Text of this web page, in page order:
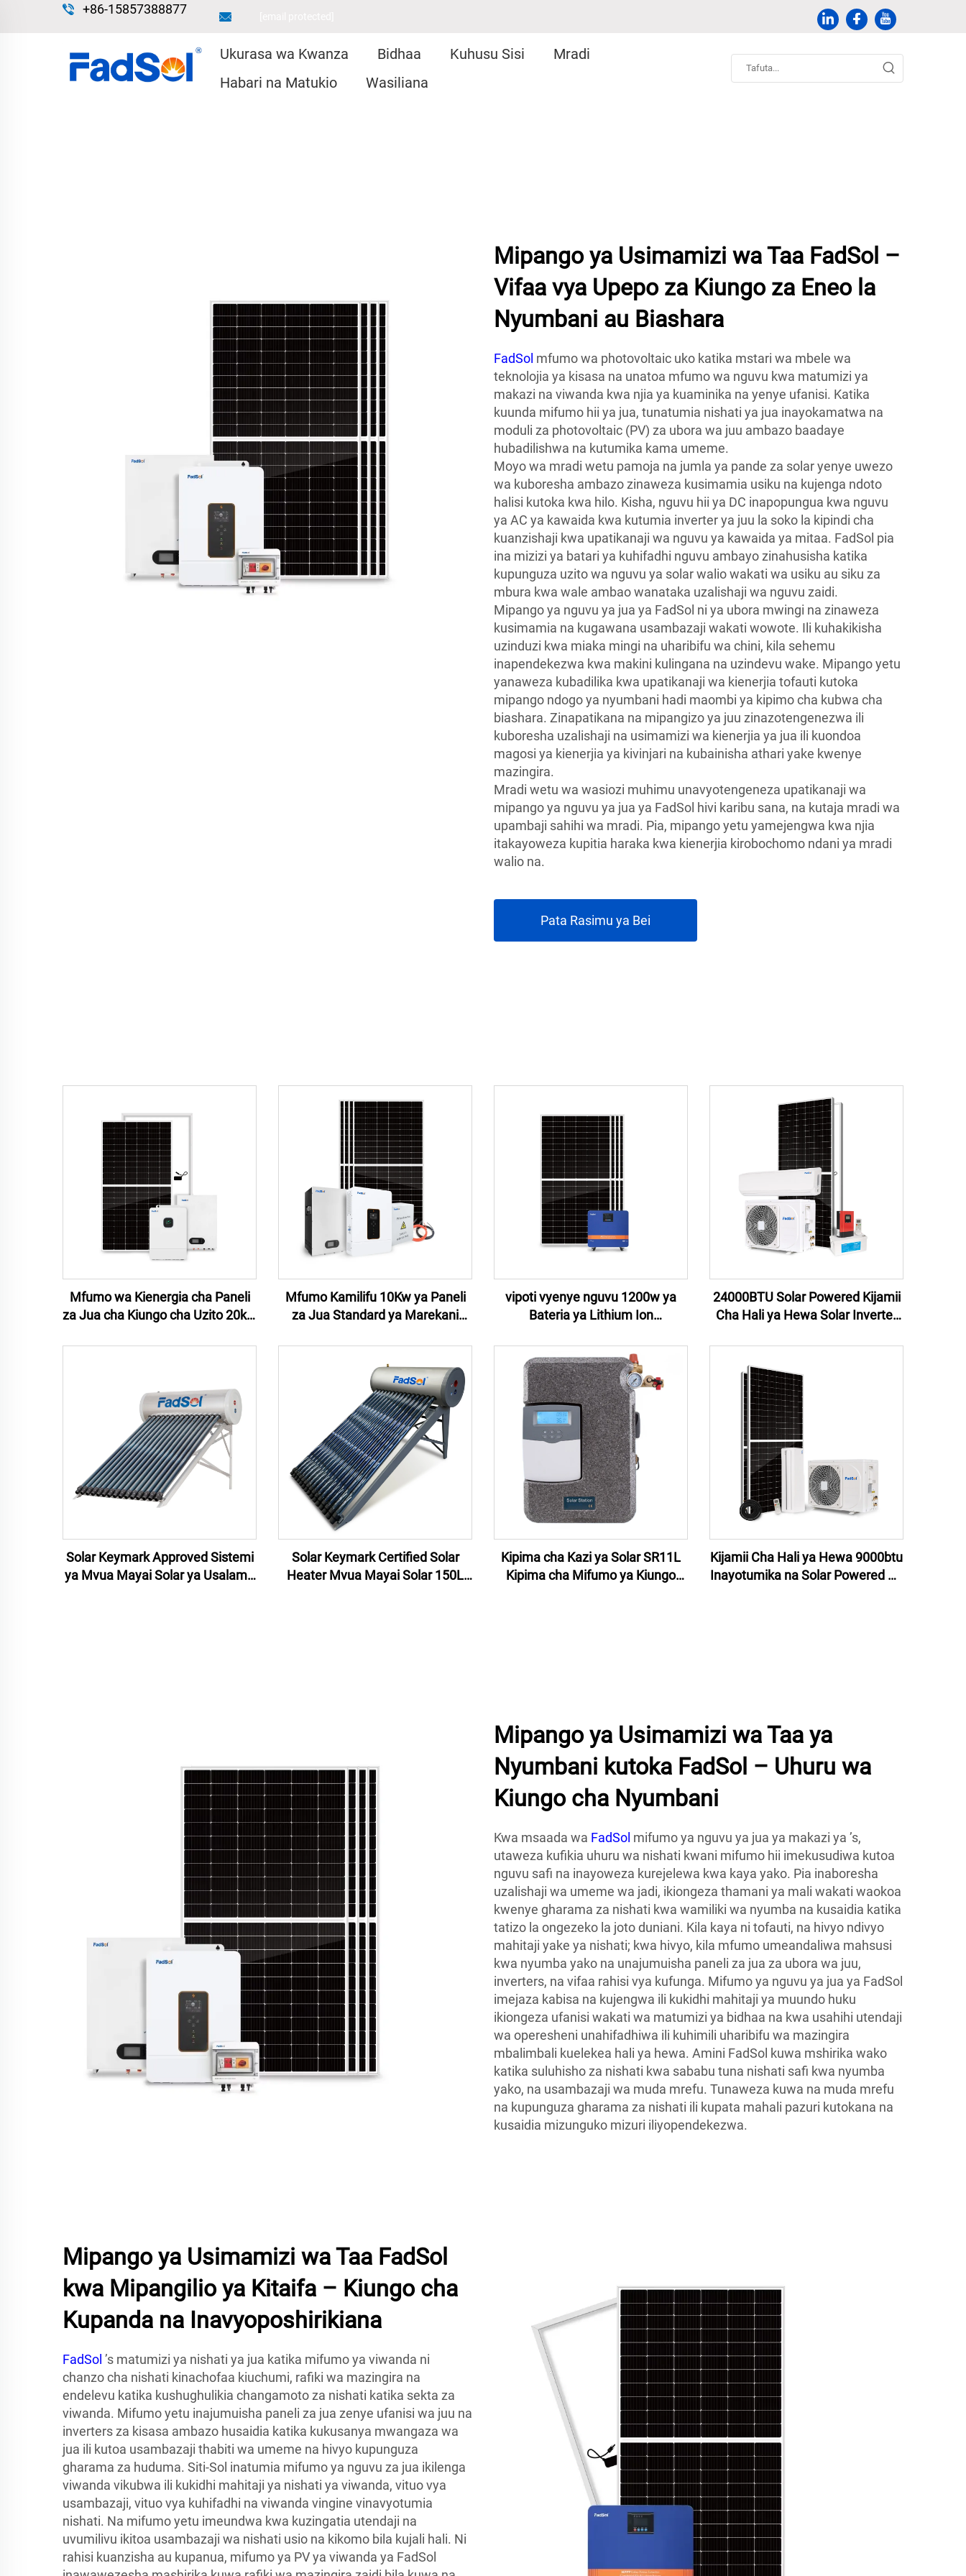
+86-15857388877
Ukurasa wa Kwanza Bidhaa Kuhusu Sisi
Mradi
Habari na Matukio
Wasiliana
Mipango ya Usimamizi wa Taa FadSol –
Vifaa vya Upepo za Kiungo za Eneo la
Nyumbani au Biashara
FadSol mfumo wa photovoltaic uko katika mstari wa mbele wa
teknolojia ya kisasa na unatoa mfumo wa nguvu kwa matumizi ya
makazi na viwanda kwa njia ya kuaminika na yenye ufanisi. Katika
kuunda mifumo hii ya jua, tunatumia nishati ya jua inayokamatwa na
moduli za photovoltaic (PV) za ubora wa juu ambazo baadaye
hubadilishwa na kutumika kama umeme.
Moyo wa mradi wetu pamoja na jumla ya pande za solar yenye uwezo
wa kuboresha ambazo zinaweza kusimamia usiku na kujenga ndoto
halisi kutoka kwa hilo. Kisha, nguvu hii ya DC inapopungua kwa nguvu
ya AC ya kawaida kwa kutumia inverter ya juu la soko la kipindi cha
kuanzishaji kwa upatikanaji wa nguvu ya kawaida ya mitaa. FadSol pia
ina mizizi ya batari ya kuhifadhi nguvu ambayo zinahusisha katika
kupunguza uzito wa nguvu ya solar walio wakati wa usiku au siku za
mbura kwa wale ambao wanataka uzalishaji wa nguvu zaidi.
Mipango ya nguvu ya jua ya FadSol ni ya ubora mwingi na zinaweza
kusimamia na kugawana usambazaji wakati wowote. Ili kuhakikisha
uzinduzi kwa miaka mingi na uharibifu wa chini, kila sehemu
inapendekezwa kwa makini kulingana na uzindevu wake. Mipango yetu
yanaweza kubadilika kwa upatikanaji wa kienerjia tofauti kutoka
mipango ndogo ya nyumbani hadi maombi ya kipimo cha kubwa cha
biashara. Zinapatikana na mipangizo ya juu zinazotengenezwa ili
kuboresha uzalishaji na usimamizi wa kienerjia ya jua ili kuondoa
magosi ya kienerjia ya kivinjari na kubainisha athari yake kwenye
mazingira.
Mradi wetu wa wasiozi muhimu unavyotengeneza upatikanaji wa
mipango ya nguvu ya jua ya FadSol hivi karibu sana, na kutaja mradi wa
upambaji sahihi wa mradi. Pia, mipango yetu yamejengwa kwa njia
itakayoweza kupitia haraka kwa kienerjia kirobochomo ndani ya mradi
walio na.
Pata Rasimu ya Bei
Mfumo wa Kienergia cha Paneli
za Jua cha Kiungo cha Uzito 20kw
Generator ya Kienergia cha
Kienergia cha Jua ya Nyumbani
20kw
Mfumo Kamilifu 10Kw ya Paneli
za Jua Standard ya Marekani
wa Kienergia cha Jua Mfumo wa
Kienergia cha Nyumbani 10Kw
vipoti vyenye nguvu 1200w ya
Bateria ya Lithium Ion
Station ya Usability Portable
1200w Solar Energy System
24000BTU Solar Powered Kijamii
Cha Hali ya Hewa Solar Inverter
Solar Kijamii Cha Hali ya Hewa
Split Ya Nyumbani
Solar Keymark Approved Sistemi
ya Mvua Mayai Solar ya Usalama
Solar Keymark Certified Solar
Heater Mvua Mayai Solar 150L
Kipima cha Kazi ya Solar SR11L
Kipima cha Mifumo ya Kiungo
Kijamii Cha Hali ya Hewa 9000btu
Inayotumika na Solar Powered Air
Mipango ya Usimamizi wa Taa ya
Nyumbani kutoka FadSol – Uhuru wa
Kiungo cha Nyumbani
Kwa msaada wa FadSol mifumo ya nguvu ya jua ya makazi ya ’s,
utaweza kufikia uhuru wa nishati kwani mifumo hii imekusudiwa kutoa
nguvu safi na inayoweza kurejelewa kwa kaya yako. Pia inaboresha
uzalishaji wa umeme wa jadi, ikiongeza thamani ya mali wakati waokoa
kwenye gharama za nishati kwa wamiliki wa nyumba na kusaidia katika
tatizo la ongezeko la joto duniani. Kila kaya ni tofauti, na hivyo ndivyo
mahitaji yake ya nishati; kwa hivyo, kila mfumo umeandaliwa mahsusi
kwa nyumba yako na unajumuisha paneli za jua za ubora wa juu,
inverters, na vifaa rahisi vya kufunga. Mifumo ya nguvu ya jua ya FadSol
imejaza kabisa na kujengwa ili kukidhi mahitaji ya muundo huku
ikiongeza ufanisi wakati wa matumizi ya bidhaa na kwa usahihi utendaji
wa operesheni unahifadhiwa ili kuhimili uharibifu wa mazingira
mbalimbali kuelekea hali ya hewa. Amini FadSol kuwa mshirika wako
katika suluhisho za nishati kwa sababu tuna nishati safi kwa nyumba
yako, na usambazaji wa muda mrefu. Tunaweza kuwa na muda mrefu
na kupunguza gharama za nishati ili kupata mahali pazuri kutokana na
kusaidia mizunguko mizuri iliyopendekezwa.
Mipango ya Usimamizi wa Taa FadSol
kwa Mipangilio ya Kitaifa – Kiungo cha
Kupanda na Inavyoposhirikiana
FadSol ’s matumizi ya nishati ya jua katika mifumo ya viwanda ni
chanzo cha nishati kinachofaa kiuchumi, rafiki wa mazingira na
endelevu katika kushughulikia changamoto za nishati katika sekta za
viwanda. Mifumo yetu inajumuisha paneli za jua zenye ufanisi wa juu na
inverters za kisasa ambazo husaidia katika kukusanya mwangaza wa
jua ili kutoa usambazaji thabiti wa umeme na hivyo kupunguza
gharama za huduma. Siti-Sol inatumia mifumo ya nguvu za jua ikilenga
viwanda vikubwa ili kukidhi mahitaji ya nishati ya viwanda, vituo vya
usambazaji, vituo vya kuhifadhi na viwanda vingine vinavyotumia
nishati. Na mifumo yetu imeundwa kwa kuzingatia utendaji na
uvumilivu ikitoa usambazaji wa nishati usio na kikomo bila kujali hali. Ni
rahisi kuanzisha au kupanua, mifumo ya PV ya viwanda ya FadSol